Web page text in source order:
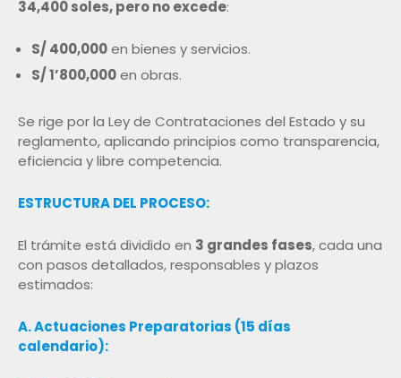
34,400 soles, pero no excede:
S/ 400,000en bienes y servicios.
S/ 1’800,000en obras.
Se rige por la Ley de Contrataciones del Estado y su
reglamento, aplicando principios como transparencia,
eficiencia y libre competencia.
ESTRUCTURA DEL PROCESO:
El trámite está dividido en 3 grandes fases, cada una
con pasos detallados, responsables y plazos
estimados:
A. Actuaciones Preparatorias (15 días
calendario):